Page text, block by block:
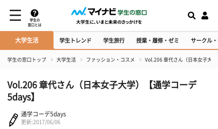
学生の
窓口とは
大学生活 学生トレンド 学生旅行 授業・履修・ゼミ サークル
学生の窓口トップ 大学生活 ファッション・コスメ Vol.206 章代さん（日本女子大
Vol.206 章代さん（日本女子大学）【通学コーデ
5days】
通学コーデ5days
更新:2017/06/06